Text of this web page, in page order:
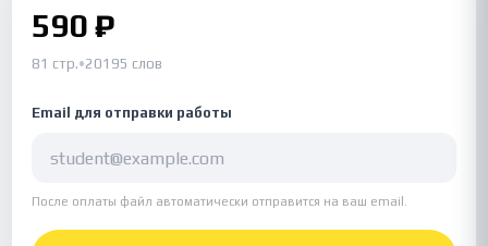
590 ₽
81 стр.•20195 слов
Email для отправки работы
После оплаты файл автоматически отправится на ваш email.